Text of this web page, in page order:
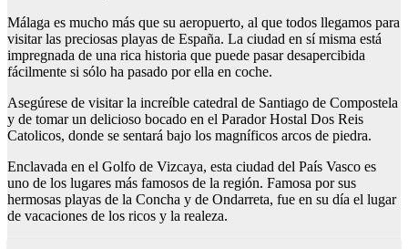
Málaga es mucho más que su aeropuerto, al que todos llegamos para
visitar las preciosas playas de España. La ciudad en sí misma está
impregnada de una rica historia que puede pasar desapercibida
fácilmente si sólo ha pasado por ella en coche.
Asegúrese de visitar la increíble catedral de Santiago de Compostela
y de tomar un delicioso bocado en el Parador Hostal Dos Reis
Catolicos, donde se sentará bajo los magníficos arcos de piedra.
Enclavada en el Golfo de Vizcaya, esta ciudad del País Vasco es
uno de los lugares más famosos de la región. Famosa por sus
hermosas playas de la Concha y de Ondarreta, fue en su día el lugar
de vacaciones de los ricos y la realeza.